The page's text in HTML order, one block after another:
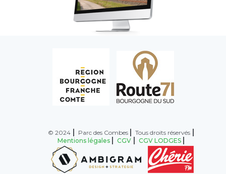
© 2024 Parc des Combes
Tous droits réservés
Mentions légales
CGV CGV LODGES